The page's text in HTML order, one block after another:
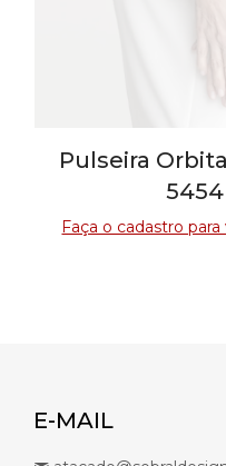
Pulseira
5454
Faça o cadastro
E-MAIL